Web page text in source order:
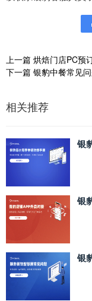
上一篇 烘焙门店PC预
下一篇 银豹中餐常见
相关推荐
银
银
银